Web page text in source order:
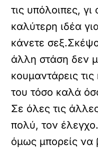
τις υπόλοιπες, γι
καλύτερη ιδέα
κάνετε
άλλη στάση δεν
κουμαντάρεις
του τόσο καλά
Σε όλες τις
πολύ, τον
όμως μπορείς να